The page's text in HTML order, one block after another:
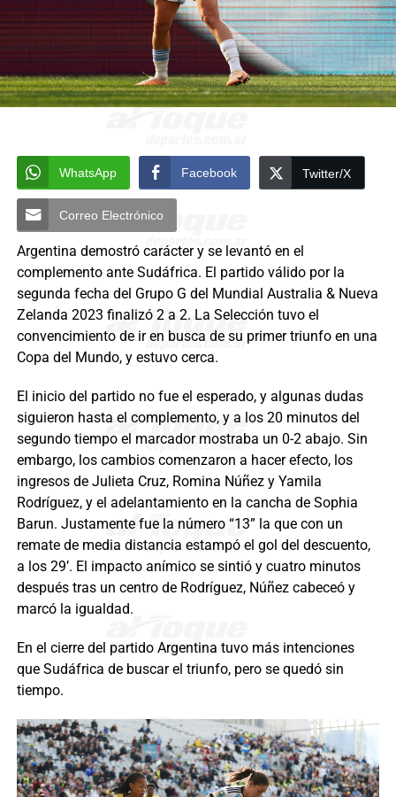
WhatsApp Facebook Twitter/X
Correo Electrónico
Argentina demostró carácter y se levantó en el
complemento ante Sudáfrica. El partido válido por la
segunda fecha del Grupo G del Mundial Australia & Nueva
Zelanda 2023 finalizó 2 a 2. La Selección tuvo el
convencimiento de ir en busca de su primer triunfo en una
Copa del Mundo, y estuvo cerca.
El inicio del partido no fue el esperado, y algunas dudas
siguieron hasta el complemento, y a los 20 minutos del
segundo tiempo el marcador mostraba un 0-2 abajo. Sin
embargo, los cambios comenzaron a hacer efecto, los
ingresos de Julieta Cruz, Romina Núñez y Yamila
Rodríguez, y el adelantamiento en la cancha de Sophia
Barun. Justamente fue la número “13” la que con un
remate de media distancia estampó el gol del descuento,
a los 29’. El impacto anímico se sintió y cuatro minutos
después tras un centro de Rodríguez, Núñez cabeceó y
marcó la igualdad.
En el cierre del partido Argentina tuvo más intenciones
que Sudáfrica de buscar el triunfo, pero se quedó sin
tiempo.